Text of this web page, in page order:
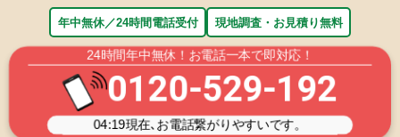
年中無休／24時間電話受付 現地調査・お見積り無料
24時間年中無休！お電話一本で即対応！
0120-529-192
04:19現在､お電話繋がりやすいです。